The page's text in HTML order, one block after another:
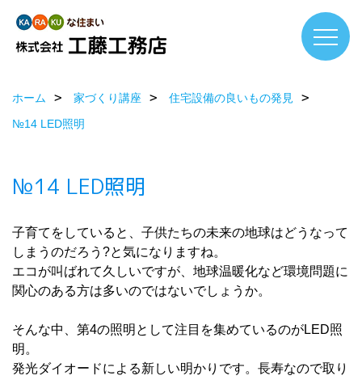
ホーム 家づくり講座
住宅設備の良いもの発見
№14 LED照明
№14 LED照明
子育てをしていると、子供たちの未来の地球はどうなって
しまうのだろう?と気になりますね。
エコが叫ばれて久しいですが、地球温暖化など環境問題に
関心のある方は多いのではないでしょうか。
そんな中、第4の照明として注目を集めているのがLED照
明。
発光ダイオードによる新しい明かりです。長寿なので取り